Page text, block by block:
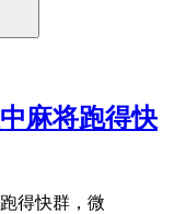
麻将跑得快
得快群，微